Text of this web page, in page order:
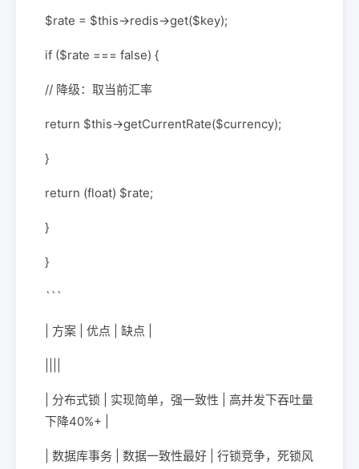
$rate = $this->redis->get($key);
if ($rate === false) {
// 降级：取当前汇率
return $this->getCurrentRate($currency);
}
return (float) $rate;
}
}
```
| 方案 | 优点 | 缺点 |
| 分布式锁 | 实现简单，强一致性 | 高并发下吞吐量
下降40%+ |
| 数据库事务 | 数据一致性最好 | 行锁竞争，死锁风